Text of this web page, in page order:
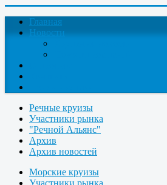
Главная
Новости
Речные круизы
Участники рынка
"Речной Альянс"
Архив
Архив новостей
Морские круизы
Участники рынка